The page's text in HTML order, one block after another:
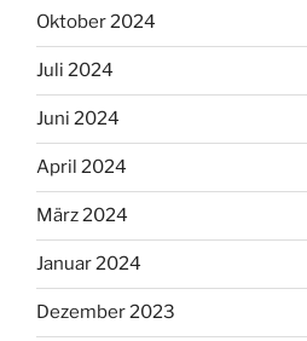
Oktober 2024
Juli 2024
Juni 2024
April 2024
März 2024
Januar 2024
Dezember 2023